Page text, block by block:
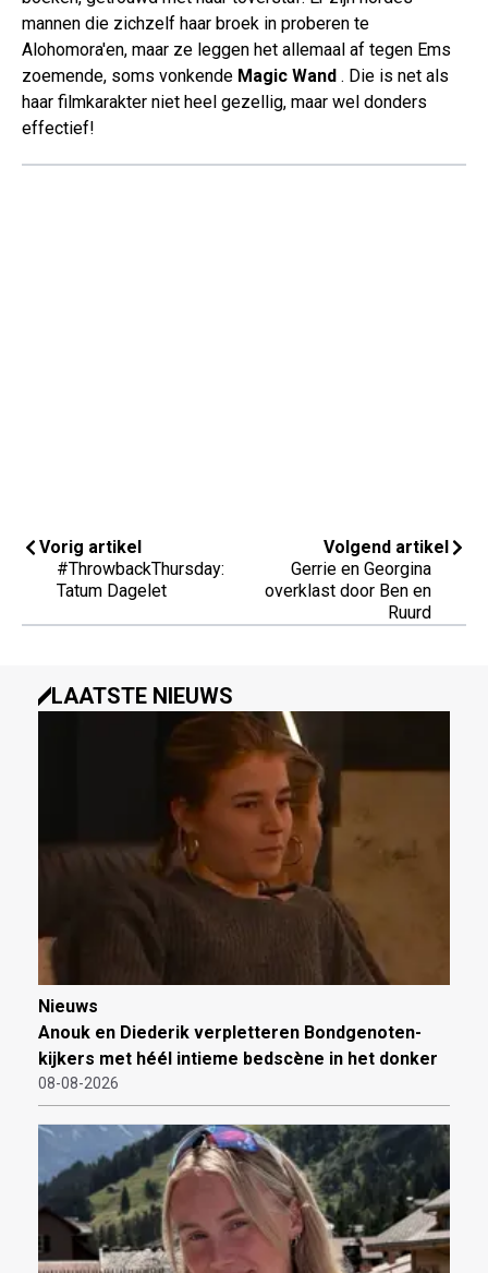
mannen die zichzelf haar broek in proberen te
Alohomora'en, maar ze leggen het allemaal af tegen Ems
zoemende, soms vonkende Magic Wand . Die is net als
haar filmkarakter niet heel gezellig, maar wel donders
effectief!
Vorig artikel
#ThrowbackThursday:
Tatum Dagelet
Volgend artikel
Gerrie en Georgina
overklast door Ben en
Ruurd
LAATSTE NIEUWS
Nieuws
Anouk en Diederik verpletteren Bondgenoten-
kijkers met héél intieme bedscène in het donker
08-08-2026